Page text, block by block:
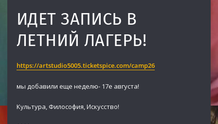
ИДЕТ ЗАПИСЬ В
ЛЕТНИЙ ЛАГЕРЬ!
https://artstudio5005.ticketspice.com/camp26
мы добавили еще неделю- 17е августа!
Культура, Философия, Искусство!